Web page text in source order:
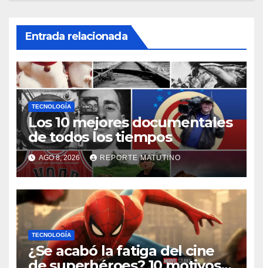
Entrada relacionada
TECNOLOGÍA
Los 10 mejores documentales
de todos los tiempos
AGO 8, 2026 REPORTE MATUTINO
TECNOLOGÍA
¿Se acabó la fatiga del cine